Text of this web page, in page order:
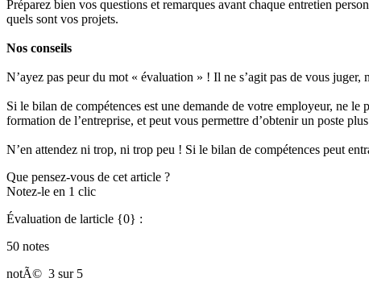
Préparez bien vos questions et remarques avant chaque entretien
quels sont vos projets.
Nos conseils
N’ayez pas peur du mot « évaluation » ! Il ne s’agit pas de vous juger,
Si le bilan de compétences est une demande de votre employeur, ne
formation de l’entreprise, et peut vous permettre d’obtenir un poste
N’en attendez ni trop, ni trop peu ! Si le bilan de compétences peut
Que pensez-vous de cet article ?
Notez-le en 1 clic
Évaluation de larticle {0} :
50 notes
notÃ© 3 sur 5